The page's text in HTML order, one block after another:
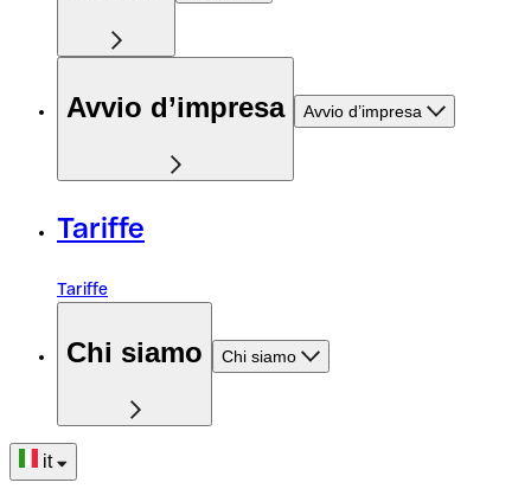
Avvio d’impresa Avvio d’impresa
Tariffe
Tariffe
Chi siamo Chi siamo
it